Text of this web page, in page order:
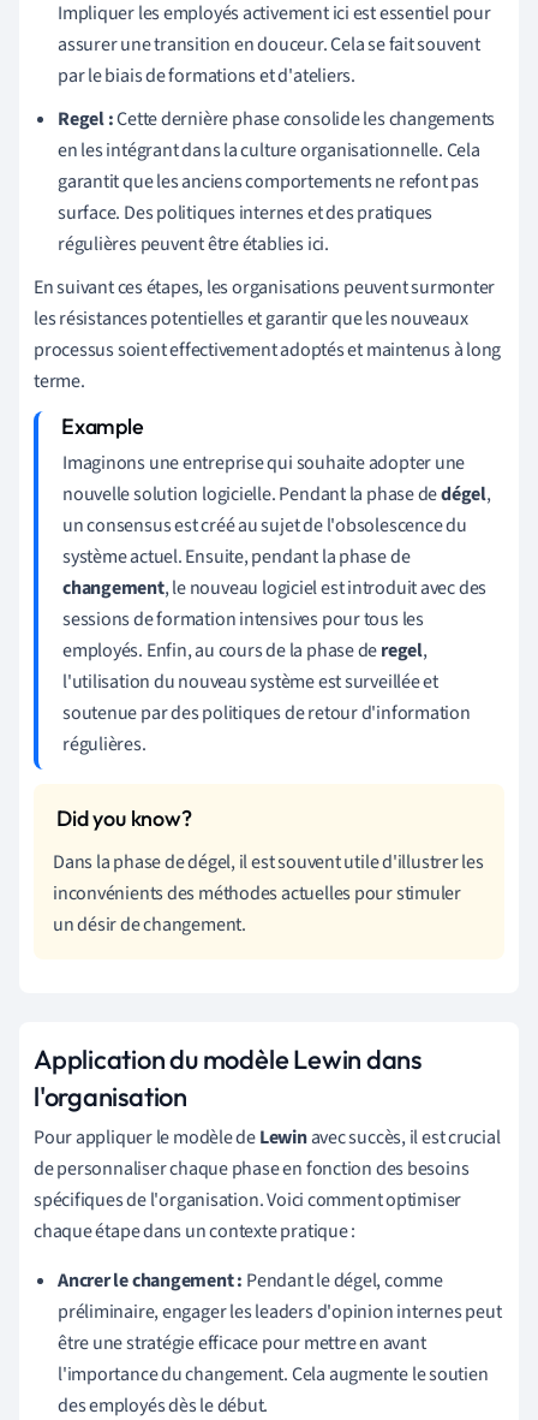
Impliquer les employés activement ici est essentiel pour
assurer une transition en douceur. Cela se fait souvent
par le biais de formations et d'ateliers.
Regel :Cette dernière phase consolide les changements
en les intégrant dans la culture organisationnelle. Cela
garantit que les anciens comportements ne refont pas
surface. Des politiques internes et des pratiques
régulières peuvent être établies ici.
En suivant ces étapes, les organisations peuvent surmonter
les résistances potentielles et garantir que les nouveaux
processus soient effectivement adoptés et maintenus à long
terme.
Imaginons une entreprise qui souhaite adopter une
nouvelle solution logicielle. Pendant la phase dedégel,
un consensus est créé au sujet de l'obsolescence du
système actuel. Ensuite, pendant la phase de
changement, le nouveau logiciel est introduit avec des
sessions de formation intensives pour tous les
employés. Enfin, au cours de la phase deregel,
l'utilisation du nouveau système est surveillée et
soutenue par des politiques de retour d'information
régulières.
Dans la phase de dégel, il est souvent utile d'illustrer les
inconvénients des méthodes actuelles pour stimuler
un désir de changement.
Application du modèle Lewin dans
l'organisation
Pour appliquer le modèle deLewinavec succès, il est crucial
de personnaliser chaque phase en fonction des besoins
spécifiques de l'organisation. Voici comment optimiser
chaque étape dans un contexte pratique :
Ancrer le changement : Pendant le dégel, comme
préliminaire, engager les leaders d'opinion internes peut
être une stratégie efficace pour mettre en avant
l'importance du changement. Cela augmente le soutien
des employés dès le début.